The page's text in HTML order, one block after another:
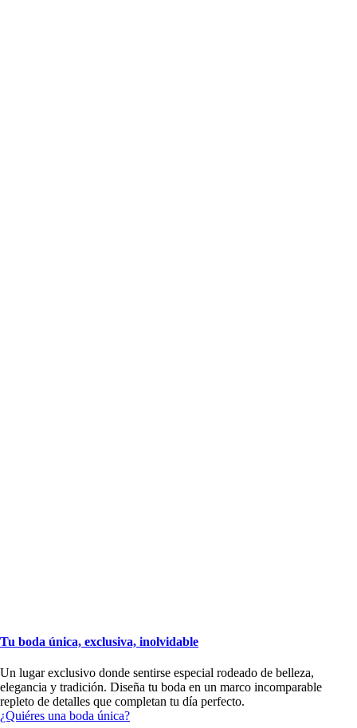
Tu boda única, exclusiva, inolvidable
Un lugar exclusivo donde sentirse especial rodeado de belleza,
elegancia y tradición. Diseña tu boda en un marco incomparable
repleto de detalles que completan tu día perfecto.
¿Quiéres una boda única?